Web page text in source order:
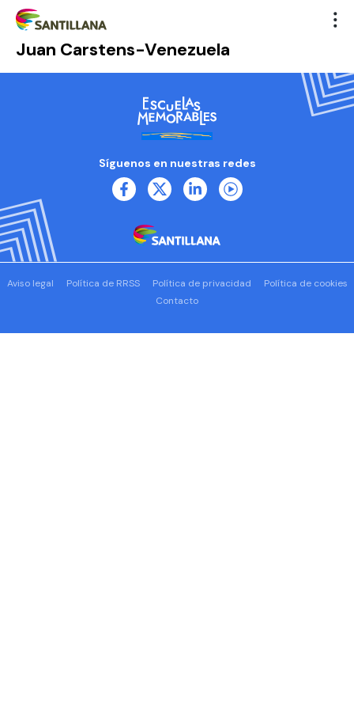
Juan Carstens-Venezuela
Síguenos en nuestras redes
Aviso legal Política de RRSS Política de privacidad
Política de cookies
Contacto